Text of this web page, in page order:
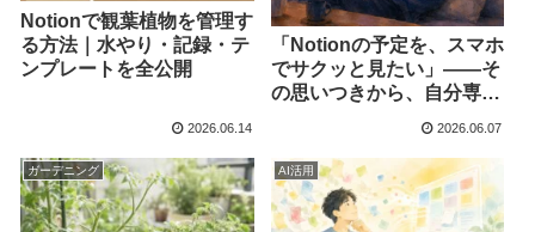
Notionで観葉植物を管理す
る方法｜水やり・記録・テ
ンプレートを全公開
2026.06.14
「Notionの予定を、スマホ
でサクッと見たい」——そ
の思いつきから、自分専用
2026.06.07
ガーデニング AI活用